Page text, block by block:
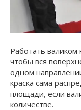
Работать
чтобы вся
одном
краска сама
площади, если
количестве.